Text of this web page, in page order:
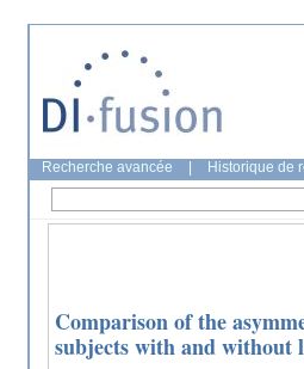
Recherche avancée Historique de
Comparison of the
subjects with and without